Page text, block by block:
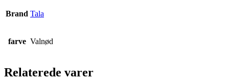
Brand Tala
farve Valnød
Relaterede varer